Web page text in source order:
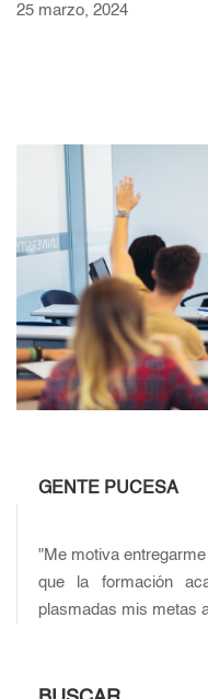
25 marzo, 2024
GENTE PUCESA
"Me motiva
que la formación
plasmadas mis metas